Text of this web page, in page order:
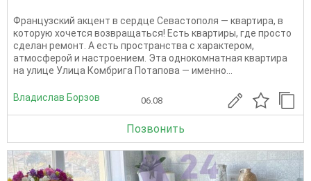
Французский акцент в сердце Севастополя — квартира, в
которую хочется возвращаться! Есть квартиры, где просто
сделан ремонт. А есть пространства с характером,
атмосферой и настроением. Эта однокомнатная квартира
на улице Улица Комбрига Потапова — именно...
Владислав Борзов 06.08
Позвонить